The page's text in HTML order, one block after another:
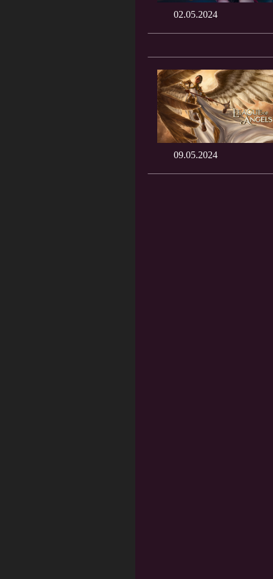
02.05.2024
09.05.2024